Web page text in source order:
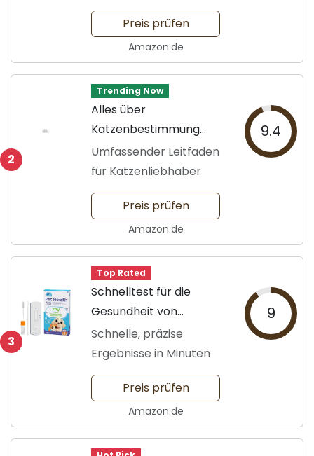
Katzenarten
Preis prüfen
Amazon.de
2
Trending Now
Alles über
Katzenbestimmung
erfahren
Umfassender Leitfaden
für Katzenliebhaber
9.4
Preis prüfen
Amazon.de
3
Top Rated
Schnelltest für die
Gesundheit von
Haustieren
Schnelle, präzise
Ergebnisse in Minuten
9
Preis prüfen
Amazon.de